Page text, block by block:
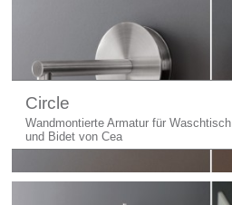
Circle
Wandmontierte Armatur für Waschtisch
und Bidet von Cea